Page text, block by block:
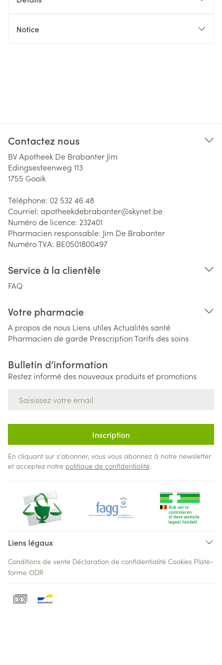
Notice
Contactez nous
BV Apotheek De Brabanter Jim
Edingsesteenweg 113
1755 Gooik
Téléphone: 02 532 46 48
Courriel: apotheekdebrabanter@skynet.be
Numéro de licence: 232401
Pharmacien responsable: Jim De Brabanter
Numéro TVA: BE0501800497
Service à la clientèle
FAQ
Votre pharmacie
A propos de nous Liens utiles Actualités santé
Pharmacien de garde PrescriptionTarifs des soins
Bulletin d’information
Restez informé des nouveaux produits et promotions
Inscription
En cliquant sur s'abonner, vous vous abonnez à notre newsletter
et acceptez notre politique de confidentialité.
Liens légaux
Conditions de vente Déclaration de confidentialité Cookies Plate-
forme ODR